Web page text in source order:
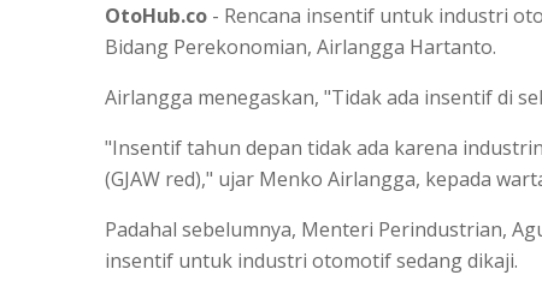
OtoHub.co - Rencana insentif untuk industri
Bidang Perekonomian, Airlangga Hartanto.
Airlangga menegaskan, "Tidak ada insentif di
"Insentif tahun depan tidak ada karena
(GJAW red)," ujar Menko Airlangga, kepada
Padahal sebelumnya, Menteri Perindustrian,
insentif untuk industri otomotif sedang dikaji.